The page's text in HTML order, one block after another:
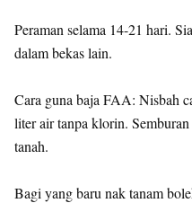
Peraman selama 14-21 hari.
dalam bekas lain.
Cara guna baja FAA: Nisbah
liter air tanpa klorin.
tanah.
Bagi yang baru nak tanam